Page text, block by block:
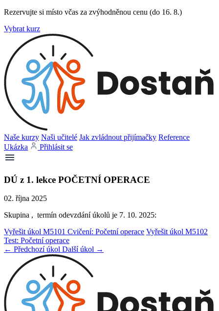
Rezervujte si místo včas za zvýhodněnou cenu (do 16. 8.)
Vybrat kurz
Naše kurzy Naši učitelé Jak zvládnout přijímačky Reference
Ukázka
Přihlásit se
DÚ z 1. lekce POČETNÍ OPERACE
02. října 2025
Skupina , termín odevzdání úkolů je 7. 10. 2025:
Vyřešit úkol M5101 Cvičení: Početní operace Vyřešit úkol M5102
Test: Početní operace
← Předchozí úkol Další úkol →